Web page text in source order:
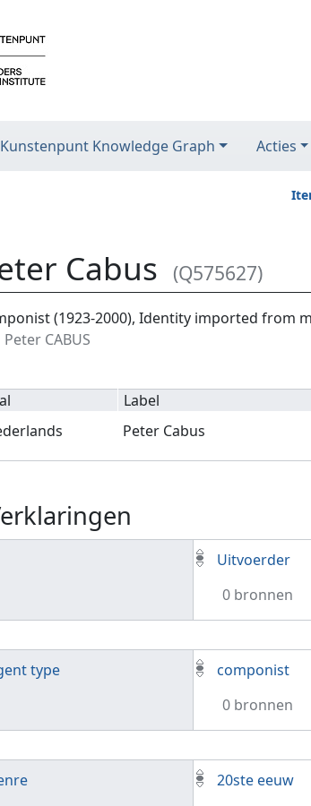
Knowledge Graph Acties
Cabus (Q575627)
navigatie,zoeken
(1923-2000), Identity imported from
Peter CABUS
Label
Peter Cabus
Uitvoerder
0 bronnen
type
componist
0 bronnen
20ste eeuw